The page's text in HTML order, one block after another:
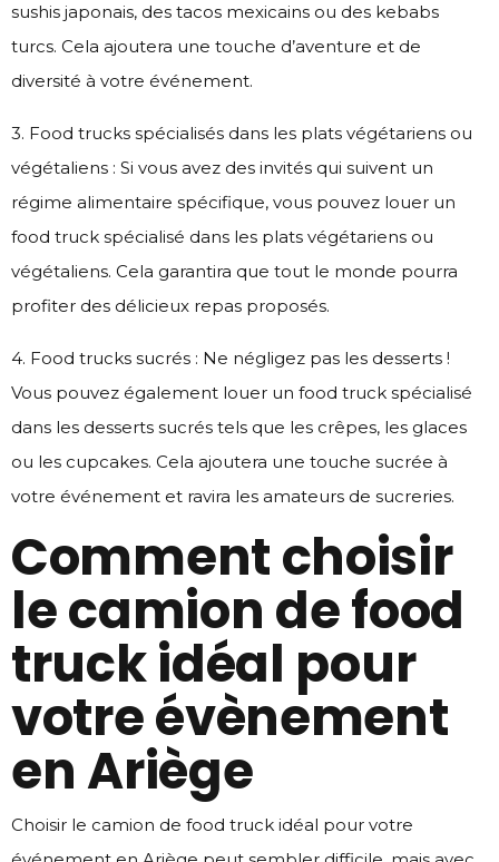
sushis japonais, des tacos mexicains ou des kebabs
turcs. Cela ajoutera une touche d’aventure et de
diversité à votre événement.
3. Food trucks spécialisés dans les plats végétariens ou
végétaliens : Si vous avez des invités qui suivent un
régime alimentaire spécifique, vous pouvez louer un
food truck spécialisé dans les plats végétariens ou
végétaliens. Cela garantira que tout le monde pourra
profiter des délicieux repas proposés.
4. Food trucks sucrés : Ne négligez pas les desserts !
Vous pouvez également louer un food truck spécialisé
dans les desserts sucrés tels que les crêpes, les glaces
ou les cupcakes. Cela ajoutera une touche sucrée à
votre événement et ravira les amateurs de sucreries.
Comment choisir
le camion de food
truck idéal pour
votre évènement
en Ariège
Choisir le camion de food truck idéal pour votre